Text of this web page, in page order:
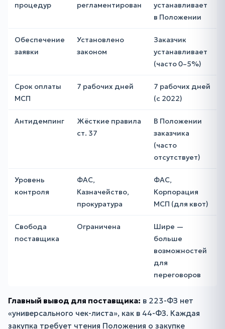
процедур
регламентирован
устанавливает
в Положении
Обеспечение
заявки
Установлено
законом
Заказчик
устанавливает
(часто 0–5%)
Срок оплаты
МСП
7 рабочих дней
7 рабочих дней
(с 2022)
Антидемпинг
Жёсткие правила
ст. 37
В Положении
заказчика
(часто
отсутствует)
Уровень
контроля
ФАС,
Казначейство,
прокуратура
ФАС,
Корпорация
МСП (для квот)
Свобода
поставщика
Ограничена
Шире —
больше
возможностей
для
переговоров
Главный вывод для поставщика: в 223-ФЗ нет
«универсального чек-листа», как в 44-ФЗ. Каждая
закупка требует чтения Положения о закупке